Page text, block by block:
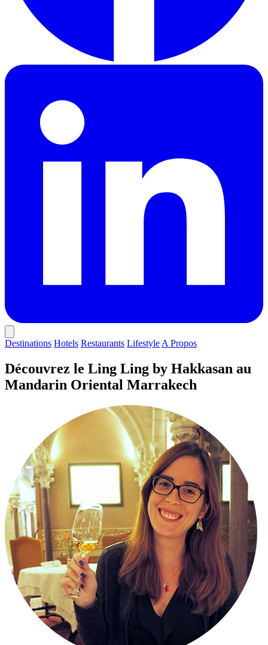
Destinations Hotels Restaurants Lifestyle A Propos
Découvrez le Ling Ling by Hakkasan au
Mandarin Oriental Marrakech